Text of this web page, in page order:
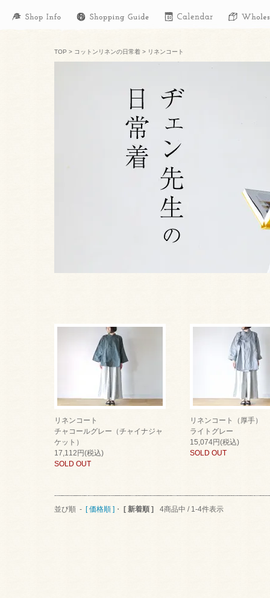
TOP > コットンリネンの日常着 > リネンコート
リネンコート
チャコールグレー（チャイナジャ
ケット）
17,112円(税込)
SOLD OUT
リネンコート（厚手）
ライトグレー
15,074円(税込)
SOLD OUT
並び順 - [ 価格順 ] ・ [ 新着順 ] 4商品中 / 1-4件表示